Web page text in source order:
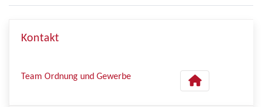
Kontakt
Team Ordnung und Gewerbe